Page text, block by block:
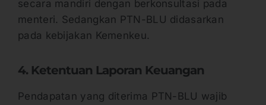
secara mandiri dengan berkonsultasi pada
menteri. Sedangkan PTN-BLU didasarkan
pada kebijakan Kemenkeu.
4. Ketentuan Laporan Keuangan
Pendapatan yang diterima PTN-BLU wajib